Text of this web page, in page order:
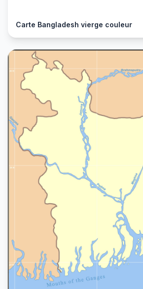
Carte Bangladesh vierge couleur